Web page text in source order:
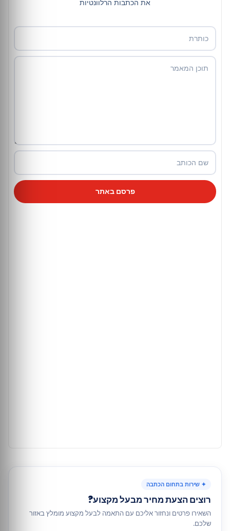
את הכתבות הרלוונטיות
פרסם באתר
✦ שירות בתחום הכתבה
רוצים הצעת מחיר מבעל מקצוע?
השאירו פרטים ונחזור אליכם עם התאמה לבעל מקצוע מומלץ באזור
שלכם.